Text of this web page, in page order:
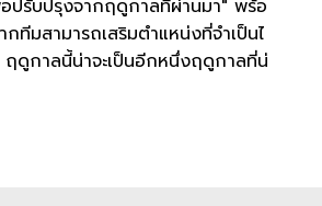
ปรับปรุงจากฤดูกาลที่ผ่านมา" พร้อ
กทีมสามารถเสริมตำแหน่งที่จำเป็นไ
ฤดูกาลนี้น่าจะเป็นอีกหนึ่งฤดูกาลที่น่